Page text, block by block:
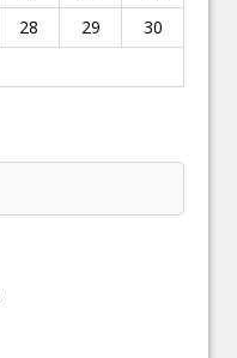
28 29
30